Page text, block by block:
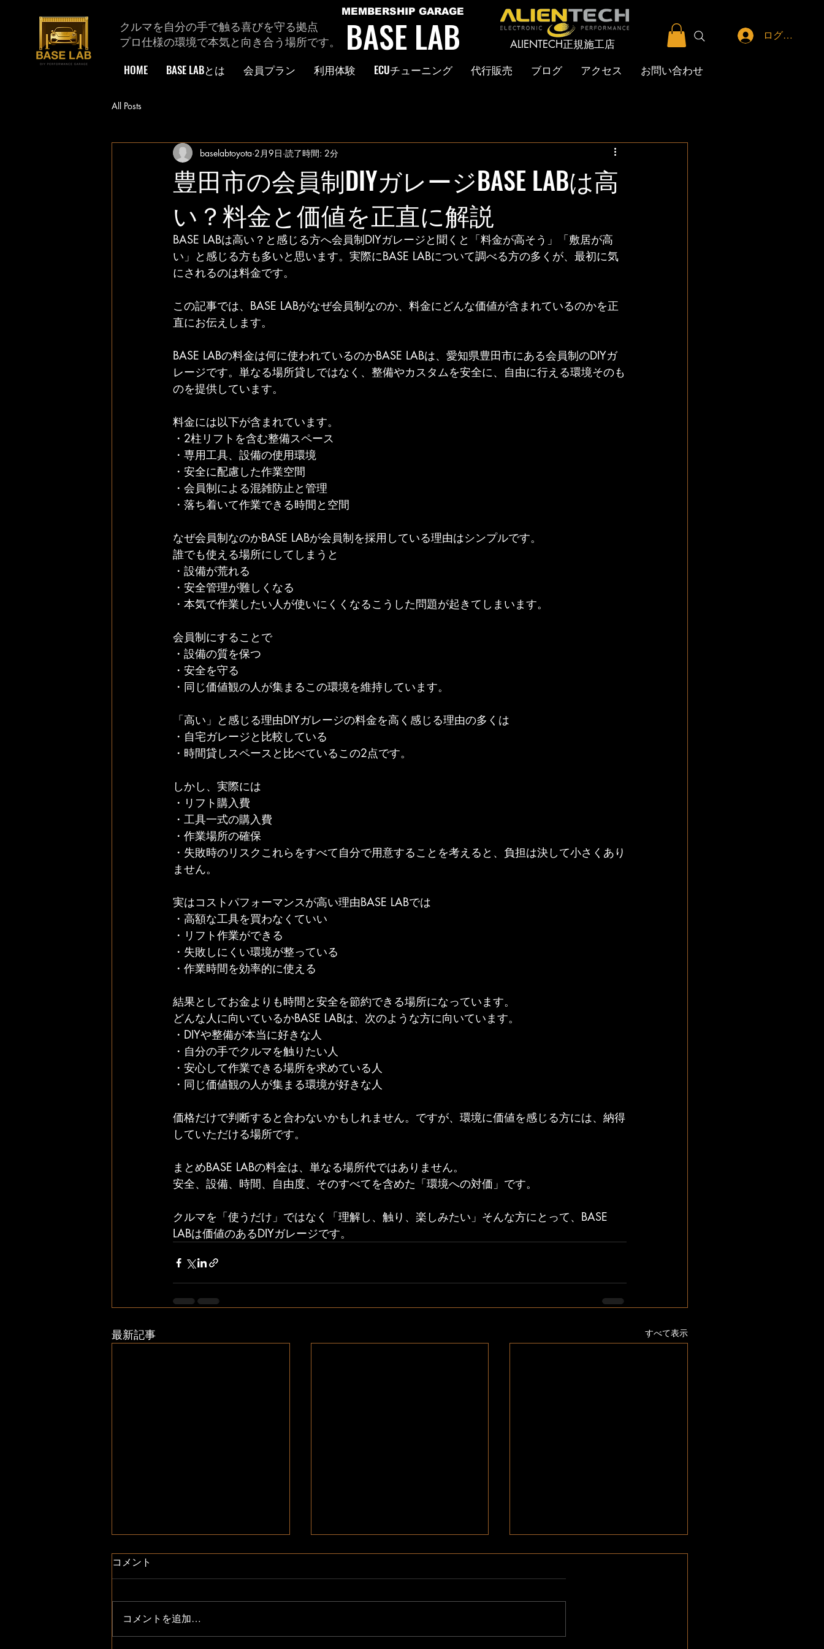
クルマを自分の手で触る喜びを守る拠点
プロ仕様の環境で本気と向き合う場所です。
BASE LAB
MEMBERSHIP GARAGE
ALIENTECH正規施工店
ログイン
HOME BASE LABとは 会員プラン 利用体験 ECUチューニング 代行販売 ブログ アクセス お問い合わせ
All Posts
豊田市の会員制DIYガレージBASE LABは高
い？料金と価値を正直に解説
baselabtoyota 2月9日 読了時間: 2分
BASE LABは高い？と感じる方へ会員制DIYガレージと聞くと「料金が高そう」「敷居が高
い」と感じる方も多いと思います。実際にBASE LABについて調べる方の多くが、最初に気
にされるのは料金です。
この記事では、BASE LABがなぜ会員制なのか、料金にどんな価値が含まれているのかを正
直にお伝えします。
BASE LABの料金は何に使われているのかBASE LABは、愛知県豊田市にある会員制のDIYガ
レージです。単なる場所貸しではなく、整備やカスタムを安全に、自由に行える環境そのも
のを提供しています。
料金には以下が含まれています。
・2柱リフトを含む整備スペース
・専用工具、設備の使用環境
・安全に配慮した作業空間
・会員制による混雑防止と管理
・落ち着いて作業できる時間と空間
なぜ会員制なのかBASE LABが会員制を採用している理由はシンプルです。
誰でも使える場所にしてしまうと
・設備が荒れる
・安全管理が難しくなる
・本気で作業したい人が使いにくくなるこうした問題が起きてしまいます。
会員制にすることで
・設備の質を保つ
・安全を守る
・同じ価値観の人が集まるこの環境を維持しています。
「高い」と感じる理由DIYガレージの料金を高く感じる理由の多くは
・自宅ガレージと比較している
・時間貸しスペースと比べているこの2点です。
しかし、実際には
・リフト購入費
・工具一式の購入費
・作業場所の確保
・失敗時のリスクこれらをすべて自分で用意することを考えると、負担は決して小さくあり
ません。
実はコストパフォーマンスが高い理由BASE LABでは
・高額な工具を買わなくていい
・リフト作業ができる
・失敗しにくい環境が整っている
・作業時間を効率的に使える
結果としてお金よりも時間と安全を節約できる場所になっています。
どんな人に向いているかBASE LABは、次のような方に向いています。
・DIYや整備が本当に好きな人
・自分の手でクルマを触りたい人
・安心して作業できる場所を求めている人
・同じ価値観の人が集まる環境が好きな人
価格だけで判断すると合わないかもしれません。ですが、環境に価値を感じる方には、納得
していただける場所です。
まとめBASE LABの料金は、単なる場所代ではありません。
安全、設備、時間、自由度、そのすべてを含めた「環境への対価」です。
クルマを「使うだけ」ではなく「理解し、触り、楽しみたい」そんな方にとって、BASE
LABは価値のあるDIYガレージです。
最新記事 すべて表示
コメント
コメントを追加…